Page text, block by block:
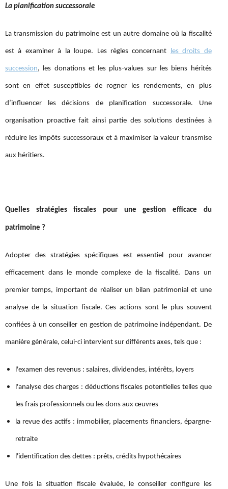
La planification successorale
La transmission du patrimoine est un autre domaine où la fiscalité
est à examiner à la loupe. Les règles concernant les droits de
succession, les donations et les plus-values sur les biens hérités
sont en effet susceptibles de rogner les rendements, en plus
d’influencer les décisions de planification successorale. Une
organisation proactive fait ainsi partie des solutions destinées à
réduire les impôts successoraux et à maximiser la valeur transmise
aux héritiers.
Quelles stratégies fiscales pour une gestion efficace du
patrimoine ?
Adopter des stratégies spécifiques est essentiel pour avancer
efficacement dans le monde complexe de la fiscalité. Dans un
premier temps, important de réaliser un bilan patrimonial et une
analyse de la situation fiscale. Ces actions sont le plus souvent
confiées à un conseiller en gestion de patrimoine indépendant. De
manière générale, celui-ci intervient sur différents axes, tels que :
l'examen des revenus : salaires, dividendes, intérêts, loyers
l'analyse des charges : déductions fiscales potentielles telles que
les frais professionnels ou les dons aux œuvres
la revue des actifs : immobilier, placements financiers, épargne-
retraite
l'identification des dettes : prêts, crédits hypothécaires
Une fois la situation fiscale évaluée, le conseiller configure les